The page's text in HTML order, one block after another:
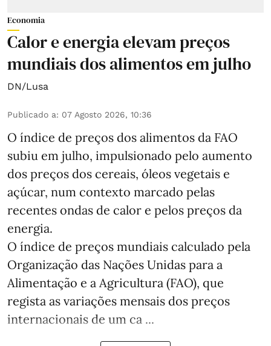
Economia
Calor e energia elevam preços
mundiais dos alimentos em julho
DN/Lusa
Publicado a: 07 Agosto 2026, 10:36
O índice de preços dos alimentos da FAO
subiu em julho, impulsionado pelo aumento
dos preços dos cereais, óleos vegetais e
açúcar, num contexto marcado pelas
recentes ondas de calor e pelos preços da
energia.
O índice de preços mundiais calculado pela
Organização das Nações Unidas para a
Alimentação e a Agricultura (FAO), que
regista as variações mensais dos preços
internacionais de um ca ...